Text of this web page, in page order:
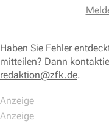
Haben Sie Fehler
mitteilen? Dann
redaktion@zfk.de.